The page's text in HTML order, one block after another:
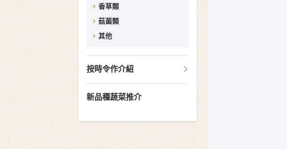
香草類
菇菌類
其他
按時令作介紹
新品種蔬菜推介